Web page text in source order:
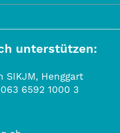
unterstützen:
SIKJM, Henggart
6592 1000 3